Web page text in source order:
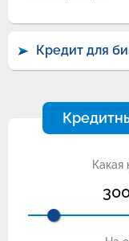
Кредит для
Какая